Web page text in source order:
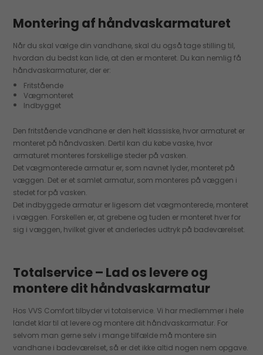
Montering af håndvaskarmaturet
Når du skal vælge din vandhane, skal du også tage stilling til,
hvordan du bedst kan lide, at den er monteret. Du kan nemlig få
håndvaskarmaturer, der er:
Fritstående
Vægmonteret
Indbygget
Den fritstående vandhane er den helt klassiske, hvor armaturet er
monteret på håndvasken. Dertil kan du købe vaske, hvor
armaturet monteres forskellige steder på vasken.
Det vægmonterede armatur er, som navnet lyder, monteret på
væggen. Det er et samlet armatur, som monteres på væggen i
stedet for på vasken.
Det indbyggede armatur er ligesom det vægmonterede, monteret
i væggen. Forskellen er, at grebene og tuden er monteret hver for
sig i væggen, hvilket giver et anderledes udtryk på badeværelset.
Totalservice – Lad os levere og
montere dit håndvaskarmatur
Hos VVS Comfort tilbyder vi totalservice. Vi har medlemmer i hele
landet klar til at levere og montere dit håndvaskarmatur. For
selvom man gerne selv i mange tilfælde må montere sin
vandhane i badeværelset, så er det ikke altid nogen nem opgave.